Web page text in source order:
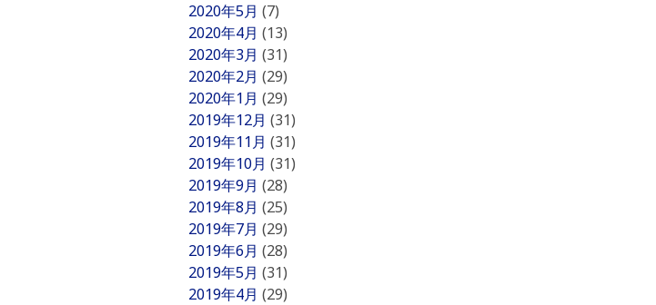
2020年5月 (7)
2020年4月 (13)
2020年3月 (31)
2020年2月 (29)
2020年1月 (29)
2019年12月 (31)
2019年11月 (31)
2019年10月 (31)
2019年9月 (28)
2019年8月 (25)
2019年7月 (29)
2019年6月 (28)
2019年5月 (31)
2019年4月 (29)